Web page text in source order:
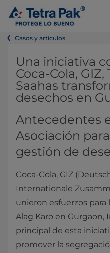
Casos y artículos
Una iniciativa
Coca-Cola, GIZ,
Saahas
desechos en
Antecedentes
Asociación
gestión de
Coca-Cola, GIZ
Internationale
unieron esfuerzos para
Alag Karo en Gurgaon,
principal de esta
promover la